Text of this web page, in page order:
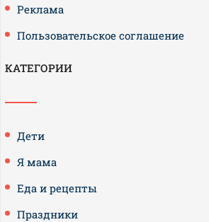
Реклама
Пользовательское соглашение
КАТЕГОРИИ
Дети
Я мама
Еда и рецепты
Праздники